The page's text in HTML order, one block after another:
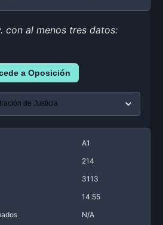
con al menos tres datos:
a Oposición
A1
214
3113
14.55
N/A